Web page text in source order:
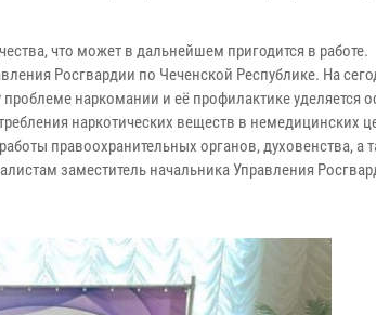
что может в дальнейшем пригодится в работе.
Росгвардии по Чеченской Республике. На
наркомании и её профилактике уделяется
наркотических веществ в немедицинских
правоохранительных органов, духовенства, а
заместитель начальника Управления